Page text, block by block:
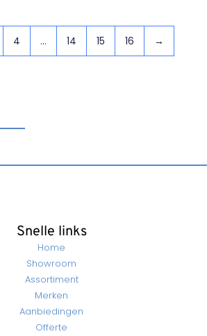
4 … 14 15 16 →
Snelle links
Home
Showroom
Assortiment
Merken
Aanbiedingen
Offerte